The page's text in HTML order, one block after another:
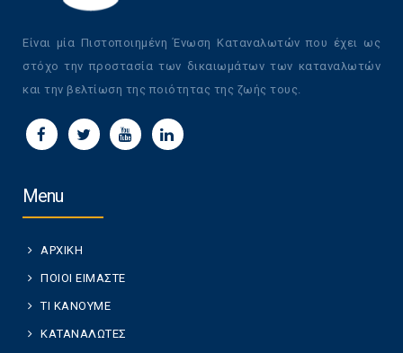
Είναι μία Πιστοποιημένη Ένωση Καταναλωτών που έχει ως
στόχο την προστασία των δικαιωμάτων των καταναλωτών
και την βελτίωση της ποιότητας της ζωής τους.
Menu
ΑΡΧΙΚΗ
ΠΟΙΟΙ ΕΙΜΑΣΤΕ
ΤΙ ΚΑΝΟΥΜΕ
ΚΑΤΑΝΑΛΩΤΕΣ